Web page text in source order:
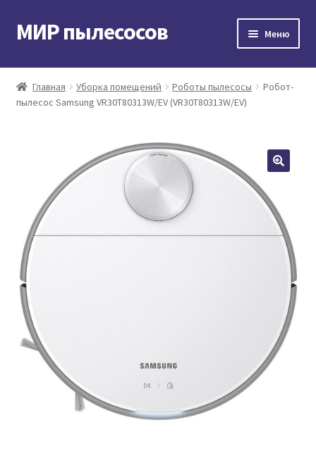
Перейти
к
Перейти
к
МИР пылесосов Меню
Главная
Мой аккаунт
Контакты
Корзина
Главная Уборка помещений Роботы пылесосы
Робот-
пылесос Samsung VR30T80313W/EV (VR30T80313W/EV)